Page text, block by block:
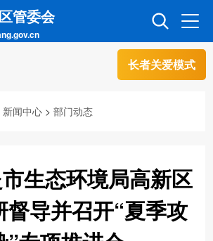
管委会
政务超市
长者关爱模式
新闻中心 >部门动态
生态环境局高新区
督导并召开“夏季攻